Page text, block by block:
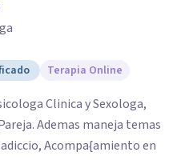
Terapia Online
Clinica y Sexologa,
Ademas maneja temas
Acompa{amiento en